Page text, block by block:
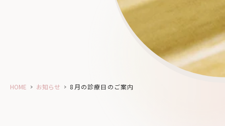
HOME > お知らせ > 8月の診療日のご案内